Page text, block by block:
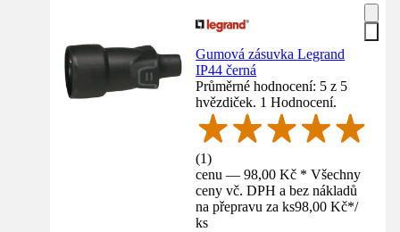
Gumová zásuvka Legrand
IP44 černá
Průměrné hodnocení: 5 z 5
hvězdiček. 1 Hodnocení.
(1)
cenu — 98,00 Kč * Všechny
ceny vč. DPH a bez nákladů
na přepravu za ks98,00 Kč*/
ks